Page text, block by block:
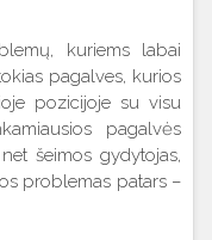
kuriems labai
pagalves, kurios
pozicijoje su visu
pagalvės
šeimos gydytojas,
problemas patars –